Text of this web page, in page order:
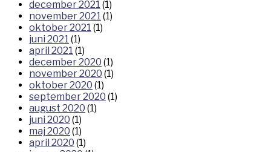
december 2021 (1)
november 2021 (1)
oktober 2021 (1)
juni 2021 (1)
april 2021 (1)
december 2020 (1)
november 2020 (1)
oktober 2020 (1)
september 2020 (1)
august 2020 (1)
juni 2020 (1)
maj 2020 (1)
april 2020 (1)